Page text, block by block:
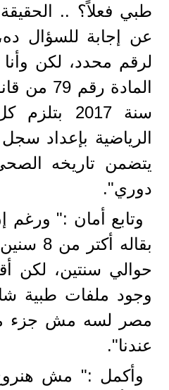
طبي فعلاً؟ ..
عن إجابة للسؤال
لرقم محدد، لكن
المادة
سنة 2017
الرياضية بإعداد
يتضمن تاريخه
دوري".
وتابع أمان :" ورغم
بقاله
حوالي سنتين، لكن
وجود ملفات طبية
مصر لسه مش جزء
عندنا".
وأكمل :" مش